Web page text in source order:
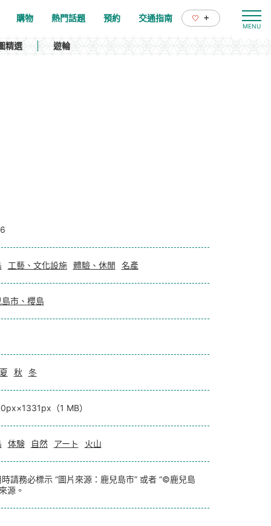
購物 熱門話題 預約 交通指南 +
精選 遊輪
工藝、文化設施 體驗、休閒 名產
島市、櫻島
夏 秋 冬
（1 MB）
体験 自然 アート 火山
請務必標示 “圖片來源：鹿兒島市” 或者 “©鹿兒島
源。